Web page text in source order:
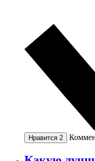
Нравится 2